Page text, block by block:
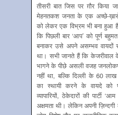
तीसरी बात जिस पर ग़ौर किया
मेहनतकश जनता के एक अच्छे-ख़ासे
को लेकर एक विभ्रम भी बना हुआ
कि पिछली बार ‘आप’ को पूर्ण
बनाकर उसे अपने असम्भव वायदों
था। सभी जानते हैं कि केजरीवाल
भागने के पीछे असली वजह
नहीं था, बल्कि दिल्ली के 60
का स्थायी करने के वायदे को
व्यापारियों, ठेकेदारों की पार्टी
अक्षमता थी। लेकिन अपनी